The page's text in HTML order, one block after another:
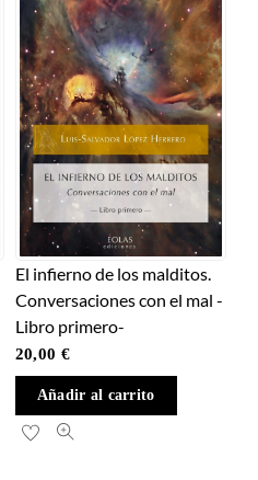
El infierno de los malditos.
Conversaciones con el mal -
Libro primero-
20,00 €
Añadir al carrito